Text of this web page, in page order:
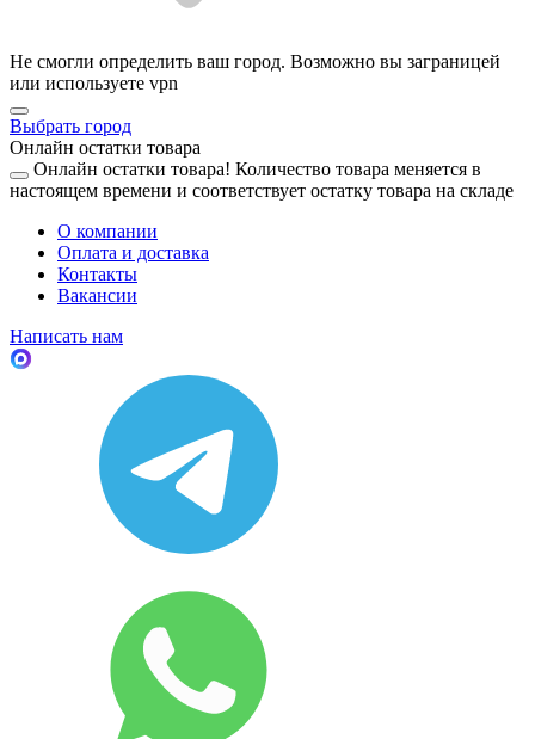
Не смогли определить ваш город. Возможно вы заграницей
или используете vpn
Выбрать город
Онлайн остатки товара
Онлайн остатки товара! Количество товара меняется в
настоящем времени и соответствует остатку товара на складе
О компании
Оплата и доставка
Контакты
Вакансии
Написать нам